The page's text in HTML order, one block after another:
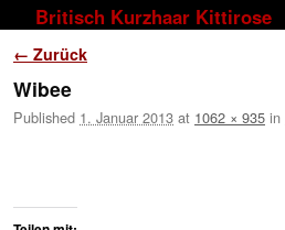
Zum Inhalt wechseln
Zum sekundären Inhalt wechseln
Britisch Kurzhaar Kittirose
Bilder-Navigation
← Zurück
Wibee
Published 1. Januar 2013 at 1062 × 935 in